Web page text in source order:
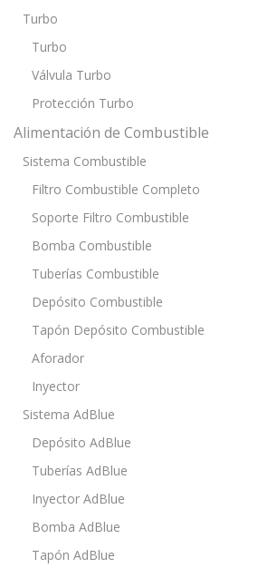
Turbo
Turbo
Válvula Turbo
Protección Turbo
Alimentación de Combustible
Sistema Combustible
Filtro Combustible Completo
Soporte Filtro Combustible
Bomba Combustible
Tuberías Combustible
Depósito Combustible
Tapón Depósito Combustible
Aforador
Inyector
Sistema AdBlue
Depósito AdBlue
Tuberías AdBlue
Inyector AdBlue
Bomba AdBlue
Tapón AdBlue